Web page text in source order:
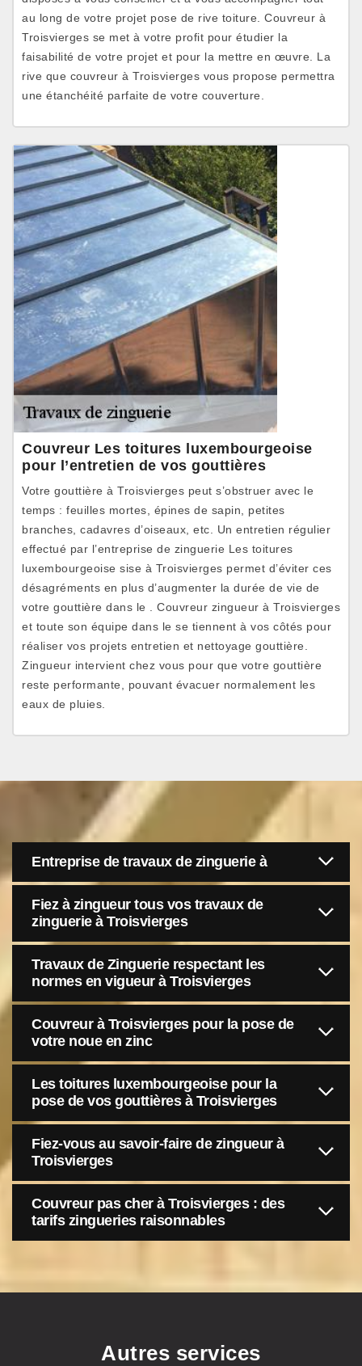
au long de votre projet pose de rive toiture. Couvreur à
Troisvierges se met à votre profit pour étudier la
faisabilité de votre projet et pour la mettre en œuvre. La
rive que couvreur à Troisvierges vous propose permettra
une étanchéité parfaite de votre couverture.
Couvreur Les toitures luxembourgeoise
pour l’entretien de vos gouttières
Votre gouttière à Troisvierges peut s’obstruer avec le
temps : feuilles mortes, épines de sapin, petites
branches, cadavres d’oiseaux, etc. Un entretien régulier
effectué par l’entreprise de zinguerie Les toitures
luxembourgeoise sise à Troisvierges permet d’éviter ces
désagréments en plus d’augmenter la durée de vie de
votre gouttière dans le . Couvreur zingueur à Troisvierges
et toute son équipe dans le se tiennent à vos côtés pour
réaliser vos projets entretien et nettoyage gouttière.
Zingueur intervient chez vous pour que votre gouttière
reste performante, pouvant évacuer normalement les
eaux de pluies.
Entreprise de travaux de zinguerie à
Fiez à zingueur tous vos travaux de
zinguerie à Troisvierges
Travaux de Zinguerie respectant les
normes en vigueur à Troisvierges
Couvreur à Troisvierges pour la pose de
votre noue en zinc
Les toitures luxembourgeoise pour la
pose de vos gouttières à Troisvierges
Fiez-vous au savoir-faire de zingueur à
Troisvierges
Couvreur pas cher à Troisvierges : des
tarifs zingueries raisonnables
Autres services